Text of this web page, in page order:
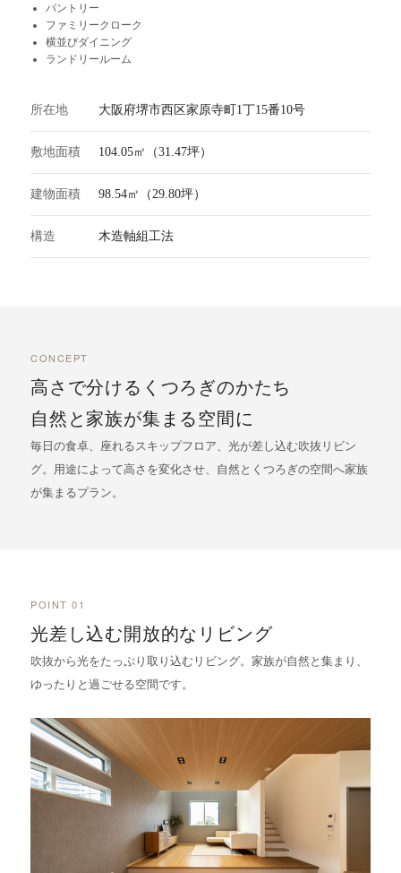
パントリー
ファミリークローク
横並びダイニング
ランドリールーム
所在地 大阪府堺市西区家原寺町1丁15番10号
敷地面積 104.05㎡（31.47坪）
建物面積 98.54㎡（29.80坪）
構造 木造軸組工法
CONCEPT
高さで分けるくつろぎのかたち
自然と家族が集まる空間に
毎日の食卓、座れるスキップフロア、光が差し込む吹抜リビン
グ。用途によって高さを変化させ、自然とくつろぎの空間へ家族
が集まるプラン。
POINT 01
光差し込む開放的なリビング
吹抜から光をたっぷり取り込むリビング。家族が自然と集まり、
ゆったりと過ごせる空間です。